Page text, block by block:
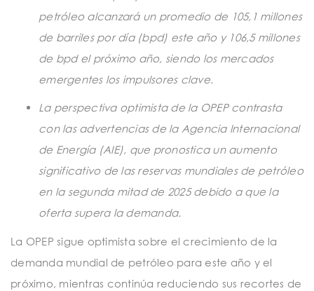
petróleo alcanzará un promedio de 105,1 millones
de barriles por día (bpd) este año y 106,5 millones
de bpd el próximo año, siendo los mercados
emergentes los impulsores clave.
La perspectiva optimista de la OPEP contrasta
con las advertencias de la Agencia Internacional
de Energía (AIE), que pronostica un aumento
significativo de las reservas mundiales de petróleo
en la segunda mitad de 2025 debido a que la
oferta supera la demanda.
La OPEP sigue optimista sobre el crecimiento de la
demanda mundial de petróleo para este año y el
próximo, mientras continúa reduciendo sus recortes de